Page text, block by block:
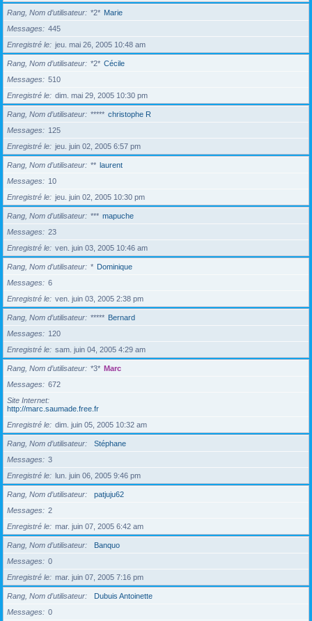
Rang, Nom d’utilisateur *2* Marie
Messages
445
Enregistré le
jeu. mai 26, 2005 10:48 am
Rang, Nom d’utilisateur *2* Cécile
Messages
510
Enregistré le
dim. mai 29, 2005 10:30 pm
Rang, Nom d’utilisateur ***** christophe R
Messages
125
Enregistré le
jeu. juin 02, 2005 6:57 pm
Rang, Nom d’utilisateur ** laurent
Messages
10
Enregistré le
jeu. juin 02, 2005 10:30 pm
Rang, Nom d’utilisateur *** mapuche
Messages
23
Enregistré le
ven. juin 03, 2005 10:46 am
Rang, Nom d’utilisateur * Dominique
Messages
6
Enregistré le
ven. juin 03, 2005 2:38 pm
Rang, Nom d’utilisateur ***** Bernard
Messages
120
Enregistré le
sam. juin 04, 2005 4:29 am
Rang, Nom d’utilisateur *3* Marc
Messages
672
Site Internet
http://marc.saumade.free.fr
Enregistré le
dim. juin 05, 2005 10:32 am
Rang, Nom d’utilisateur
Stéphane
Messages
3
Enregistré le
lun. juin 06, 2005 9:46 pm
Rang, Nom d’utilisateur
patjuju62
Messages
2
Enregistré le
mar. juin 07, 2005 6:42 am
Rang, Nom d’utilisateur
Banquo
Messages
0
Enregistré le
mar. juin 07, 2005 7:16 pm
Rang, Nom d’utilisateur
Dubuis Antoinette
Messages
0